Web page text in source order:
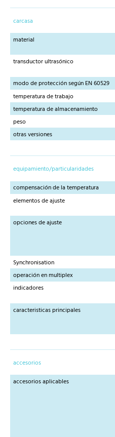
carcasa
material
transductor ultrasónico
modo de protección según EN 60529
temperatura de trabajo
temperatura de almacenamiento
peso
otras versiones
equipamiento/particularidades
compensación de la temperatura
elementos de ajuste
opciones de ajuste
Synchronisation
operación en multiplex
indicadores
caracteristicas principales
accesorios
accesorios aplicables